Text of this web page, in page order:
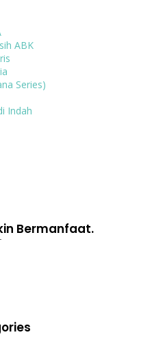
ABK
Series)
Indah
Bermanfaat.